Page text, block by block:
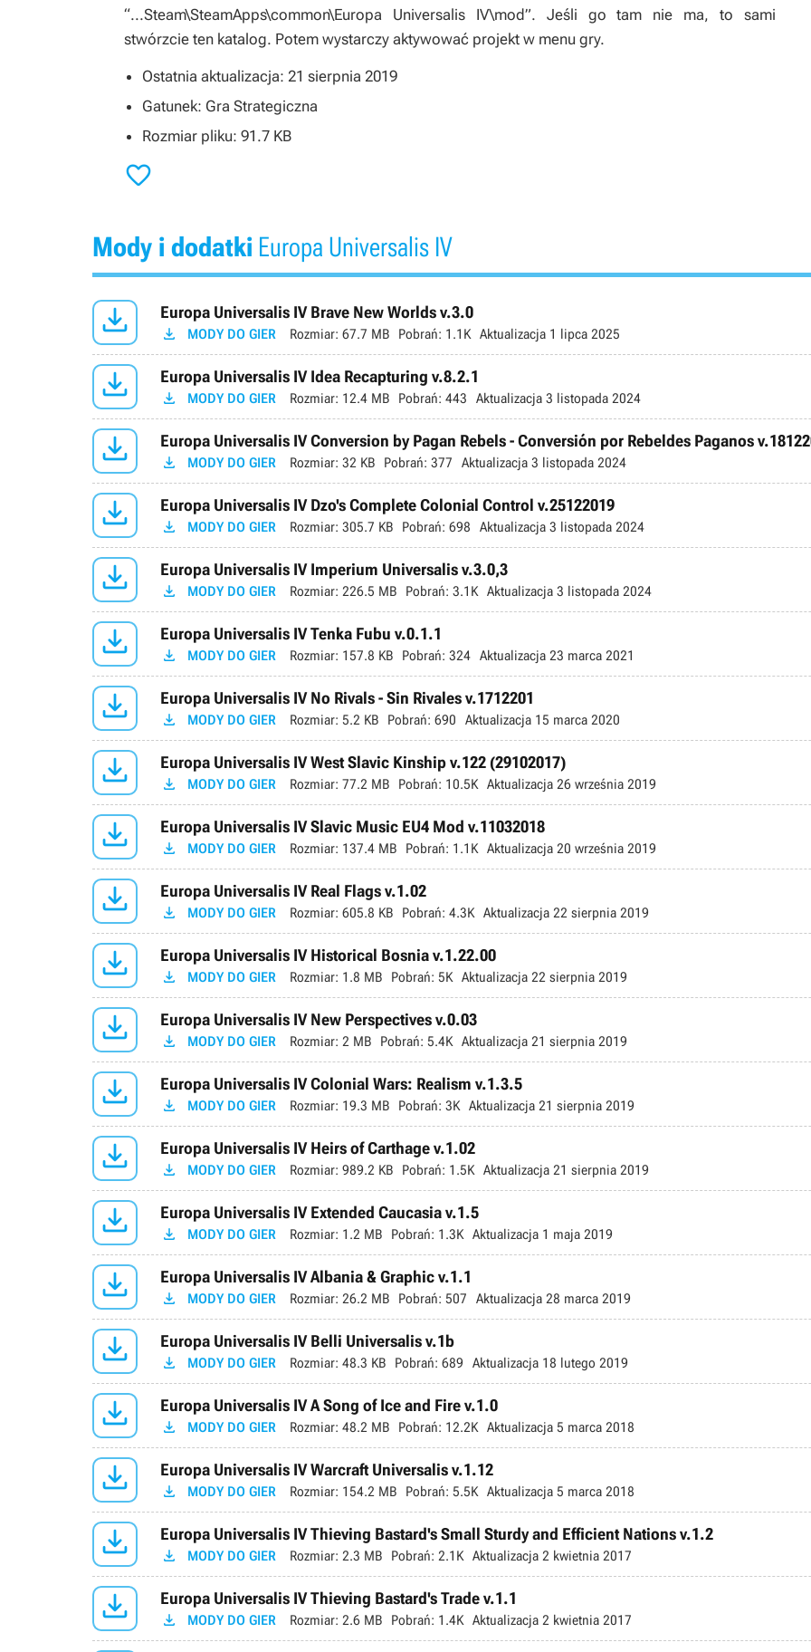
“...Steam\SteamApps\common\Europa Universalis IV\mod”. Jeśli go tam nie ma, to sami
stwórzcie ten katalog. Potem wystarczy aktywować projekt w menu gry.
Ostatnia aktualizacja: 21 sierpnia 2019
Gatunek: Gra Strategiczna
Rozmiar pliku: 91.7 KB

Mody i dodatki Europa Universalis IV
 Europa Universalis IV Brave New Worlds v.3.0
 MODY DO GIER Rozmiar: 67.7 MB Pobrań: 1.1K Aktualizacja 1 lipca 2025
 Europa Universalis IV Idea Recapturing v.8.2.1
 MODY DO GIER Rozmiar: 12.4 MB Pobrań: 443 Aktualizacja 3 listopada 2024
 Europa Universalis IV Conversion by Pagan Rebels - Conversión por Rebeldes Paganos
 MODY DO GIER Rozmiar: 32 KB Pobrań: 377 Aktualizacja 3 listopada 2024
 Europa Universalis IV Dzo's Complete Colonial Control v.25122019
 MODY DO GIER Rozmiar: 305.7 KB Pobrań: 698 Aktualizacja 3 listopada 2024
 Europa Universalis IV Imperium Universalis v.3.0,3
 MODY DO GIER Rozmiar: 226.5 MB Pobrań: 3.1K Aktualizacja 3 listopada 2024
 Europa Universalis IV Tenka Fubu v.0.1.1
 MODY DO GIER Rozmiar: 157.8 KB Pobrań: 324 Aktualizacja 23 marca 2021
 Europa Universalis IV No Rivals - Sin Rivales v.1712201
 MODY DO GIER Rozmiar: 5.2 KB Pobrań: 690 Aktualizacja 15 marca 2020
 Europa Universalis IV West Slavic Kinship v.122 (29102017)
 MODY DO GIER Rozmiar: 77.2 MB Pobrań: 10.5K Aktualizacja 26 września 2019
 Europa Universalis IV Slavic Music EU4 Mod v.11032018
 MODY DO GIER Rozmiar: 137.4 MB Pobrań: 1.1K Aktualizacja 20 września 2019
 Europa Universalis IV Real Flags v.1.02
 MODY DO GIER Rozmiar: 605.8 KB Pobrań: 4.3K Aktualizacja 22 sierpnia 2019
 Europa Universalis IV Historical Bosnia v.1.22.00
 MODY DO GIER Rozmiar: 1.8 MB Pobrań: 5K Aktualizacja 22 sierpnia 2019
 Europa Universalis IV New Perspectives v.0.03
 MODY DO GIER Rozmiar: 2 MB Pobrań: 5.4K Aktualizacja 21 sierpnia 2019
 Europa Universalis IV Colonial Wars: Realism v.1.3.5
 MODY DO GIER Rozmiar: 19.3 MB Pobrań: 3K Aktualizacja 21 sierpnia 2019
 Europa Universalis IV Heirs of Carthage v.1.02
 MODY DO GIER Rozmiar: 989.2 KB Pobrań: 1.5K Aktualizacja 21 sierpnia 2019
 Europa Universalis IV Extended Caucasia v.1.5
 MODY DO GIER Rozmiar: 1.2 MB Pobrań: 1.3K Aktualizacja 1 maja 2019
 Europa Universalis IV Albania & Graphic v.1.1
 MODY DO GIER Rozmiar: 26.2 MB Pobrań: 507 Aktualizacja 28 marca 2019
 Europa Universalis IV Belli Universalis v.1b
 MODY DO GIER Rozmiar: 48.3 KB Pobrań: 689 Aktualizacja 18 lutego 2019
 Europa Universalis IV A Song of Ice and Fire v.1.0
 MODY DO GIER Rozmiar: 48.2 MB Pobrań: 12.2K Aktualizacja 5 marca 2018
 Europa Universalis IV Warcraft Universalis v.1.12
 MODY DO GIER Rozmiar: 154.2 MB Pobrań: 5.5K Aktualizacja 5 marca 2018
 Europa Universalis IV Thieving Bastard's Small Sturdy and Efficient Nations v.1.2
 MODY DO GIER Rozmiar: 2.3 MB Pobrań: 2.1K Aktualizacja 2 kwietnia 2017
 Europa Universalis IV Thieving Bastard's Trade v.1.1
 MODY DO GIER Rozmiar: 2.6 MB Pobrań: 1.4K Aktualizacja 2 kwietnia 2017